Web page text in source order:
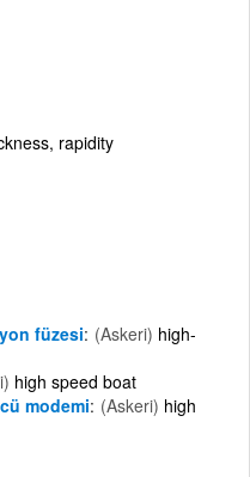
rapidity
füzesi (Askeri) high-
high speed boat
modemi (Askeri) high